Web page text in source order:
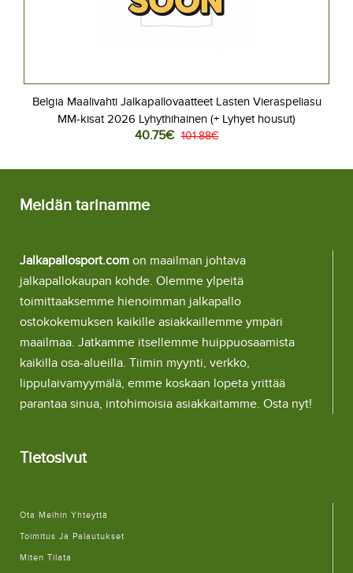
Belgia Maalivahti Jalkapallovaatteet Lasten Vieraspeliasu
MM-kisat 2026 Lyhythihainen (+ Lyhyet housut)
40.75€ 101.88€
Meidän tarinamme
Jalkapallosport.com on maailman johtava
jalkapallokaupan kohde. Olemme ylpeitä
toimittaaksemme hienoimman jalkapallo
ostokokemuksen kaikille asiakkaillemme ympäri
maailmaa. Jatkamme itsellemme huippuosaamista
kaikilla osa-alueilla. Tiimin myynti, verkko,
lippulaivamyymälä, emme koskaan lopeta yrittää
parantaa sinua, intohimoisia asiakkaitamme. Osta nyt!
Tietosivut
Ota Meihin Yhteyttä
Toimitus Ja Palautukset
Miten Tilata